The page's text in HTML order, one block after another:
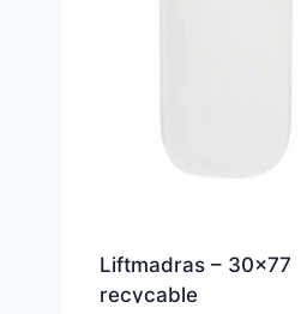
Liftmadras – 30×77
recycable